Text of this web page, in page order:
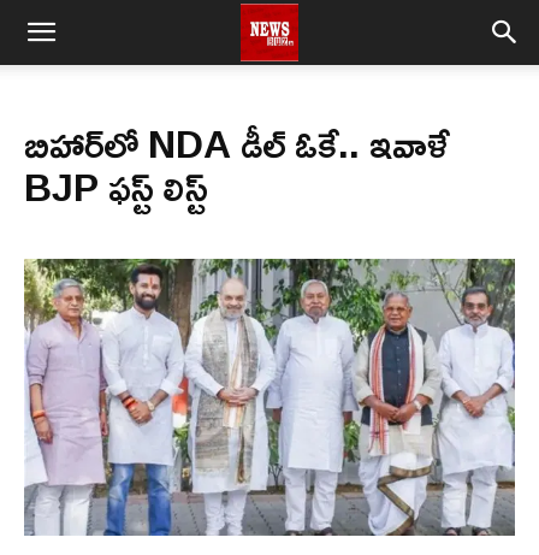
బిహార్‌లో NDA డీల్ ఓకే.. ఇవాళే
BJP ఫస్ట్ లిస్ట్